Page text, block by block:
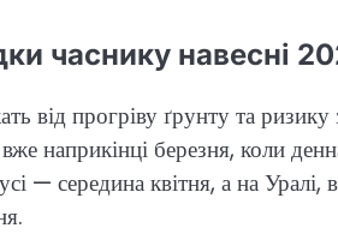
часнику навесні
від прогріву ґрунту та
наприкінці березня, коли
— середина квітня, а на